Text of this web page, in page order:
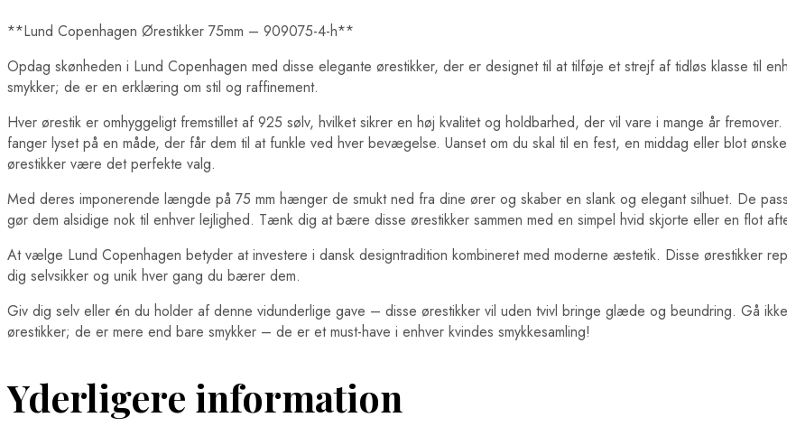
**Lund Copenhagen Ørestikker 75mm – 909075-4-h**
Opdag skønheden i Lund Copenhagen med disse elegante ørestikker, der er designet til at tilføje et strejf af tidløs klasse til
smykker; de er en erklæring om stil og raffinement.
Hver ørestik er omhyggeligt fremstillet af 925 sølv, hvilket sikrer en høj kvalitet og holdbarhed, der vil vare i mange år
fanger lyset på en måde, der får dem til at funkle ved hver bevægelse. Uanset om du skal til en fest, en middag eller blot
ørestikker være det perfekte valg.
Med deres imponerende længde på 75 mm hænger de smukt ned fra dine ører og skaber en slank og elegant silhuet. De
gør dem alsidige nok til enhver lejlighed. Tænk dig at bære disse ørestikker sammen med en simpel hvid skjorte eller en flot
At vælge Lund Copenhagen betyder at investere i dansk designtradition kombineret med moderne æstetik. Disse ørestikker
dig selvsikker og unik hver gang du bærer dem.
Giv dig selv eller én du holder af denne vidunderlige gave – disse ørestikker vil uden tvivl bringe glæde og beundring. Gå
ørestikker; de er mere end bare smykker – de er et must-have i enhver kvindes smykkesamling!
Yderligere information